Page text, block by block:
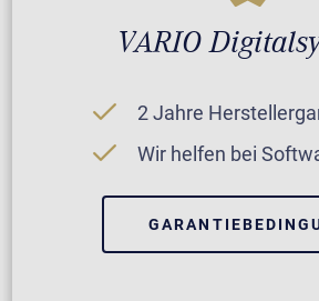
VARIO
2 Jahre
Wir helfen bei